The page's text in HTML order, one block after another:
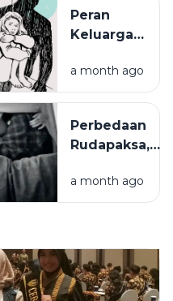
Kejahatan
Digital
Trauma
yang Perlu
Peran
Keluarga
Melindungi
Anak dari
Seksual
a month ago
Perbedaan
Rudapaksa,
dan
Pencabulan
Indonesia
a month ago